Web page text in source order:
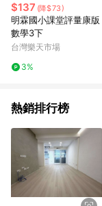
$137 (降$73)
明霖國小課堂評量康版
數學3下
台灣樂天市場
3%
熱銷排行榜